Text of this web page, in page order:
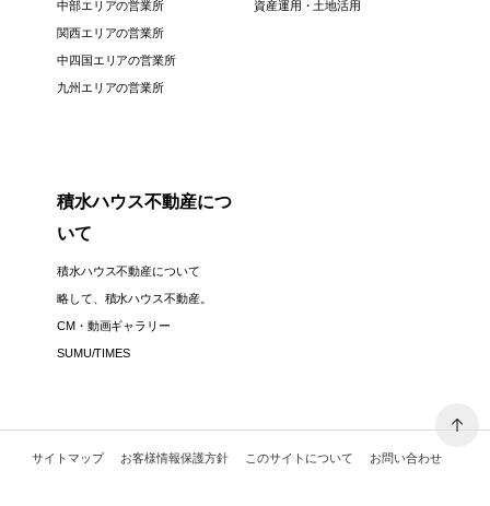
中部エリアの営業所
関西エリアの営業所
中四国エリアの営業所
九州エリアの営業所
資産運用・土地活用
積水ハウス不動産につ
いて
積水ハウス不動産について
略して、積水ハウス不動産。
CM・動画ギャラリー
SUMU/TIMES
サイトマップ お客様情報保護方針 このサイトについて お問い合わせ